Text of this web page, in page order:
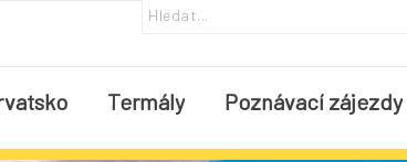
Termály Poznávací zájezdy